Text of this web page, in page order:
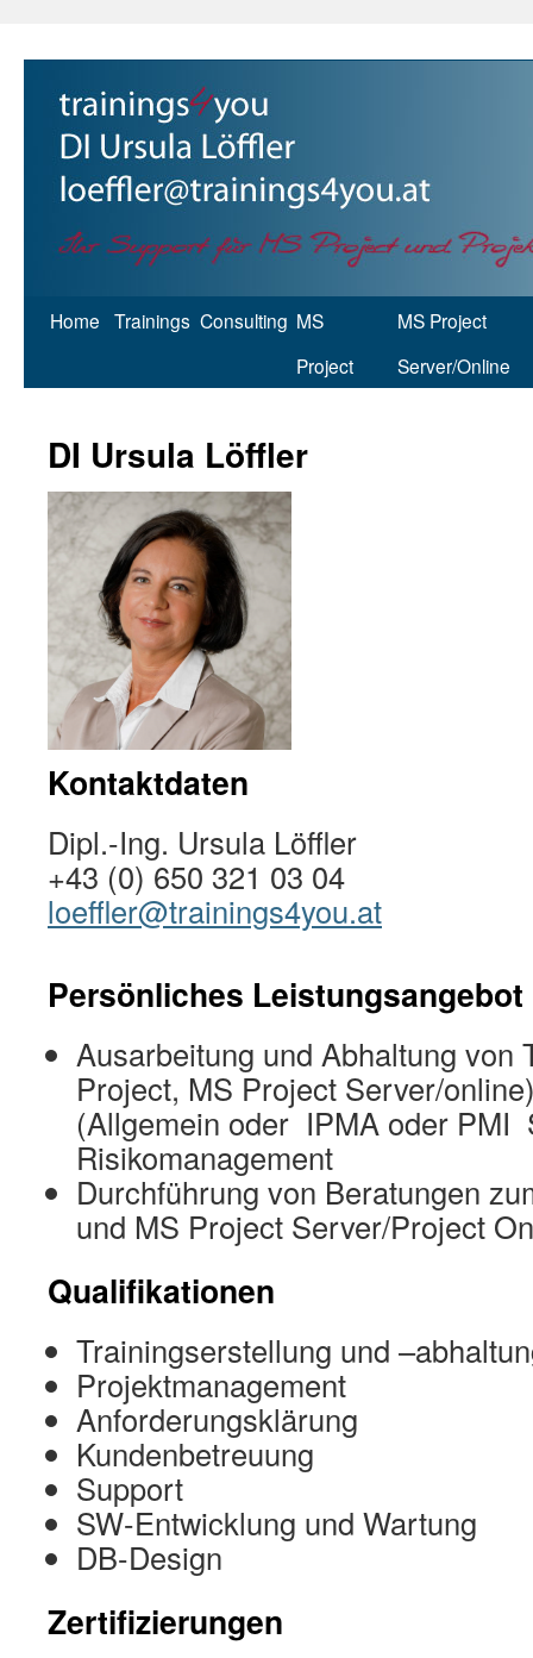
Home Trainings Consulting MS
Project
MS Project
Server/Online
DI Ursula Löffler
Kontaktdaten
Dipl.-Ing. Ursula Löffler
+43 (0) 650 321 03 04
loeffler@trainings4you.at
Persönliches Leistungsangebot
Ausarbeitung und Abhaltung von
Project, MS Project Server/
(Allgemein oder IPMA oder PMI
Risikomanagement
Durchführung von Beratungen
und MS Project Server/Project
Qualifikationen
Trainingserstellung und
Projektmanagement
Anforderungsklärung
Kundenbetreuung
Support
SW-Entwicklung und Wartung
DB-Design
Zertifizierungen